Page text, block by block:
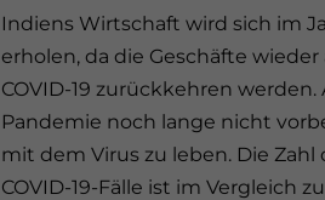
Indiens Wirtschaft wird sich im
erholen, da die Geschäfte wieder
COVID-19 zurückkehren
Pandemie noch lange nicht
mit dem Virus zu leben. Die
COVID-19-Fälle ist im Vergleich